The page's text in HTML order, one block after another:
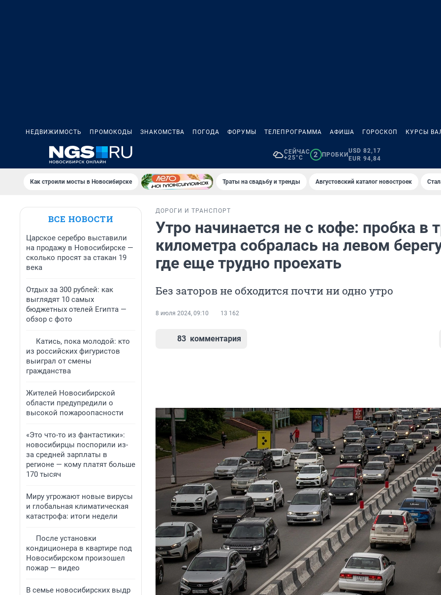
НЕДВИЖИМОСТЬ ПРОМОКОДЫ ЗНАКОМСТВА ПОГОДА ФОРУМЫ ТЕЛЕПРОГРАММА АФИША ГОРОСКОП КУРСЫ
СЕЙЧАС
+25°C
2 ПРОБКИ
USD 82,17
EUR 94,84
Как строили мосты в Новосибирске Траты на свадьбу и тренды Августовский каталог новостроек
ВСЕ НОВОСТИ
Царское серебро выставили
на продажу в Новосибирске —
сколько просят за стакан 19
века
Отдых за 300 рублей: как
выглядят 10 самых
бюджетных отелей Египта —
обзор с фото
Катись, пока молодой: кто
из российских фигуристов
выиграл от смены
гражданства
Жителей Новосибирской
области предупредили о
высокой пожароопасности
«Это что-то из фантастики»:
новосибирцы поспорили из-
за средней зарплаты в
регионе — кому платят больше
170 тысяч
Миру угрожают новые вирусы
и глобальная климатическая
катастрофа: итоги недели
После установки
кондиционера в квартире под
Новосибирском произошел
пожар — видео
В семье новосибирских выдр
ДОРОГИ И ТРАНСПОРТ
Утро начинается не с кофе: пробка в
километра собралась на левом
где еще трудно проехать
Без заторов не обходится почти ни одно утро
8 июля 2024, 09:10 13 162
83 комментария